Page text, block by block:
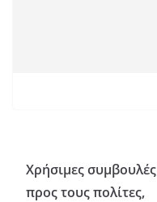
Χρήσιμες συμβουλές
προς τους πολίτες,